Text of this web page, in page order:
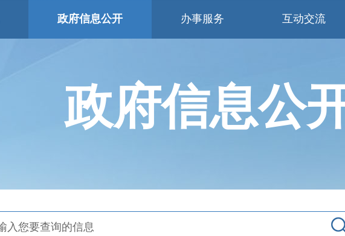
政府信息公开 办事服务 互动交流
政府信息公